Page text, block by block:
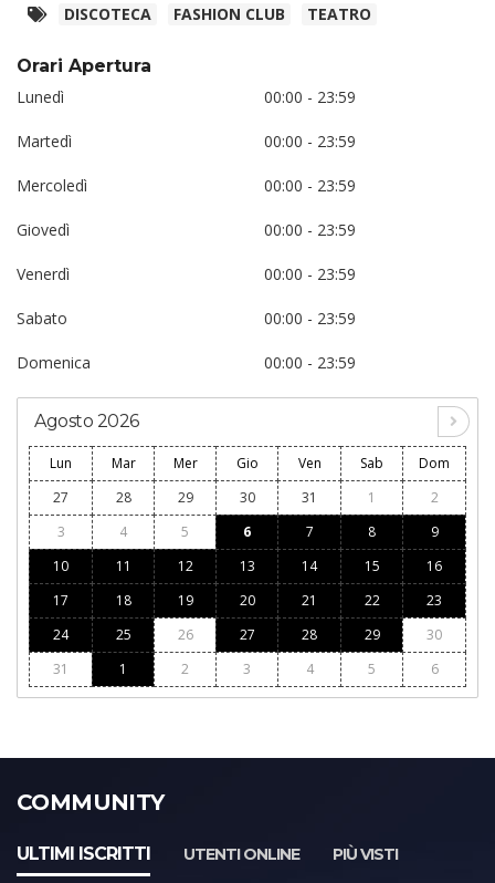
DISCOTECA
FASHION CLUB TEATRO
Orari Apertura
Lunedì
00:00 - 23:59
Martedì 00:00 - 23:59
Mercoledì 00:00 - 23:59
Giovedì 00:00 - 23:59
Venerdì 00:00 - 23:59
Sabato 00:00 - 23:59
Domenica 00:00 - 23:59
Agosto 2026
Lun Mar Mer Gio Ven Sab
Dom
27
28 29 30 31 1
2
3
4 5 6 7 8
9
10
11 12 13 14 15
16
17
18 19 20 21 22
23
24
25 26 27 28 29
30
31
1 2 3 4 5 6
COMMUNITY
ULTIMI ISCRITTI UTENTI ONLINE
PIÙ VISTI